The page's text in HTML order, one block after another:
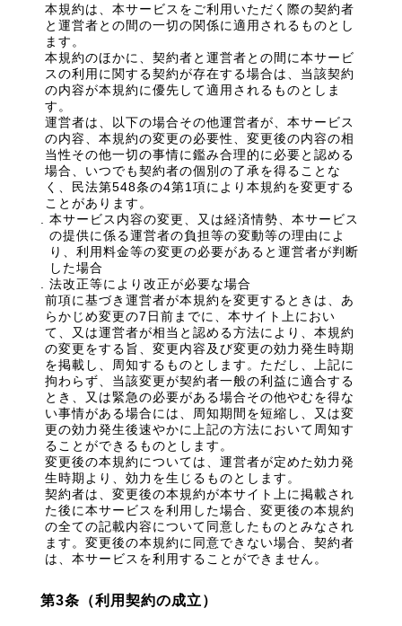
本規約は、本サービスをご利用いただく際の契約者
と運営者との間の一切の関係に適用されるものとし
ます。
本規約のほかに、契約者と運営者との間に本サービ
スの利用に関する契約が存在する場合は、当該契約
の内容が本規約に優先して適用されるものとしま
す。
運営者は、以下の場合その他運営者が、本サービス
の内容、本規約の変更の必要性、変更後の内容の相
当性その他一切の事情に鑑み合理的に必要と認める
場合、いつでも契約者の個別の了承を得ることな
く、民法第548条の4第1項により本規約を変更する
ことがあります。
本サービス内容の変更、又は経済情勢、本サービス
の提供に係る運営者の負担等の変動等の理由によ
り、利用料金等の変更の必要があると運営者が判断
した場合
法改正等により改正が必要な場合
前項に基づき運営者が本規約を変更するときは、あ
らかじめ変更の7日前までに、本サイト上におい
て、又は運営者が相当と認める方法により、本規約
の変更をする旨、変更内容及び変更の効力発生時期
を掲載し、周知するものとします。ただし、上記に
拘わらず、当該変更が契約者一般の利益に適合する
とき、又は緊急の必要がある場合その他やむを得な
い事情がある場合には、周知期間を短縮し、又は変
更の効力発生後速やかに上記の方法において周知す
ることができるものとします。
変更後の本規約については、運営者が定めた効力発
生時期より、効力を生じるものとします。
契約者は、変更後の本規約が本サイト上に掲載され
た後に本サービスを利用した場合、変更後の本規約
の全ての記載内容について同意したものとみなされ
ます。変更後の本規約に同意できない場合、契約者
は、本サービスを利用することができません。
第3条（利用契約の成立）